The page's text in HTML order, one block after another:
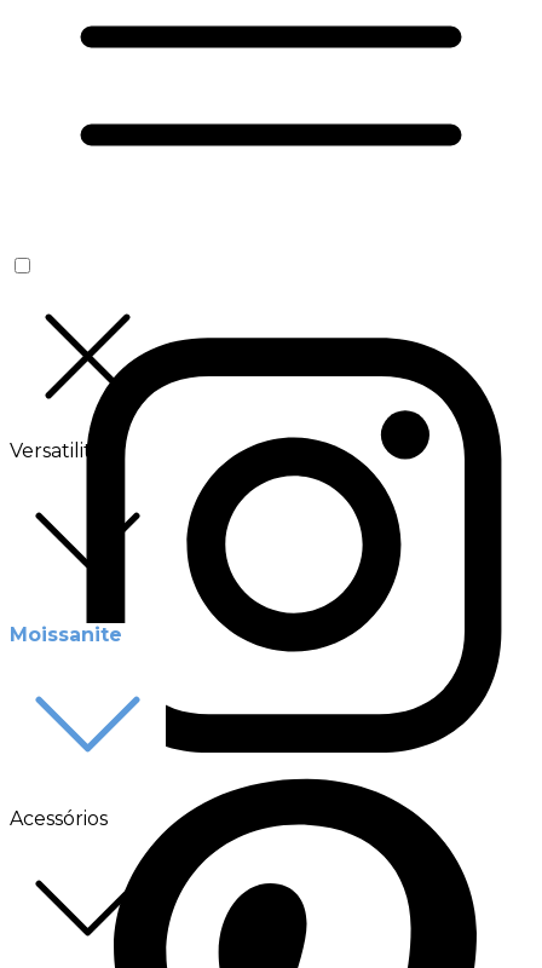
Versatilité
Moissanite
Acessórios